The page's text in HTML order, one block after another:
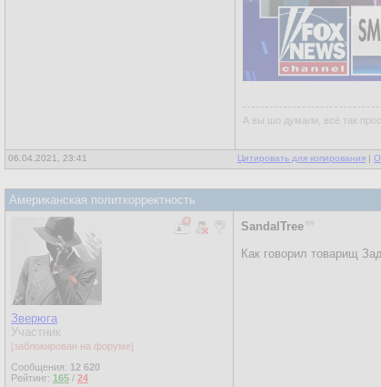
А вы шо думали, всё так
06.04.2021, 23:41 Цитировать для копирования |
Американская политкорректность
Зверюга
Участник
[заблокирован на форуме]
Сообщения: 12 620
Рейтинг: 165 / 24
SandalTree
Как говорил товарищ